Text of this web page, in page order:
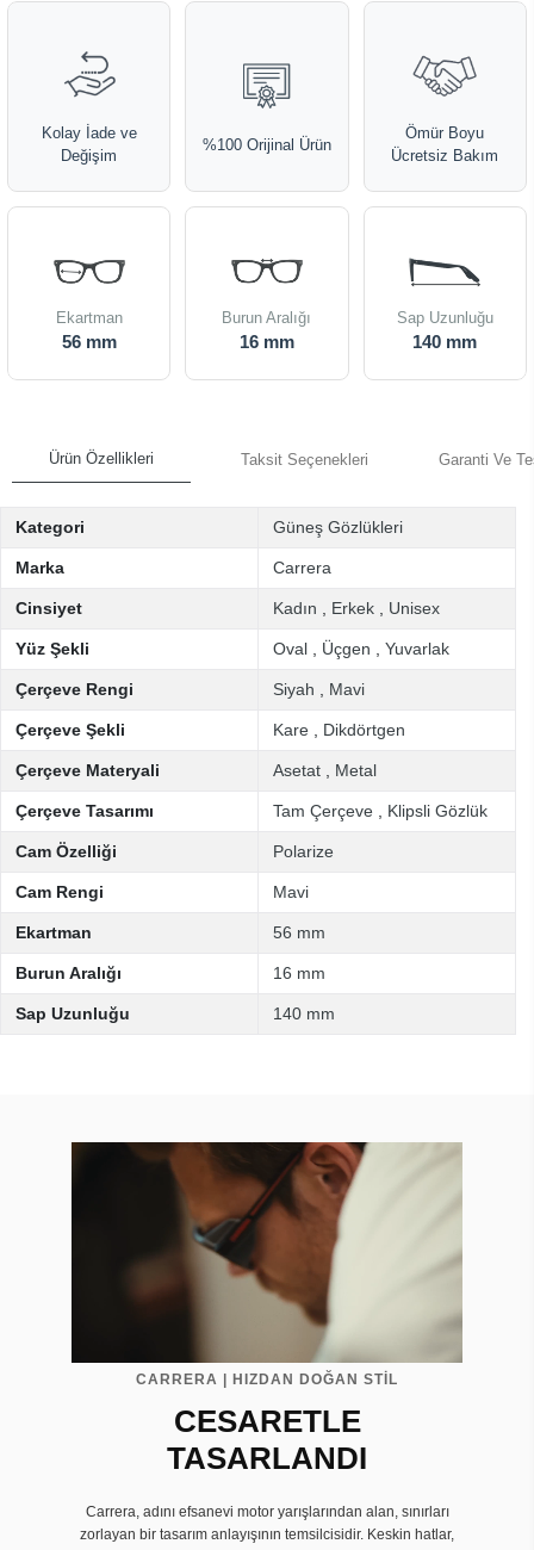
Kolay İade ve
Değişim
%100 Orijinal Ürün
Ömür Boyu
Ücretsiz Bakım
Ekartman
56 mm
Burun Aralığı
16 mm
Sap Uzunluğu
140 mm
Ürün Özellikleri Taksit Seçenekleri Garanti Ve
Kategori Güneş Gözlükleri
Marka Carrera
Cinsiyet Kadın Erkek Unisex
Yüz Şekli Oval Üçgen Yuvarlak
Çerçeve Rengi Siyah Mavi
Çerçeve Şekli Kare Dikdörtgen
Çerçeve Materyali Asetat Metal
Çerçeve Tasarımı Tam Çerçeve Klipsli Gözlük
Cam Özelliği Polarize
Cam Rengi Mavi
Ekartman 56 mm
Burun Aralığı 16 mm
Sap Uzunluğu 140 mm
CARRERA | HIZDAN DOĞAN STİL
CESARETLE
TASARLANDI
Carrera, adını efsanevi motor yarışlarından alan, sınırları
zorlayan bir tasarım anlayışının temsilcisidir. Keskin hatlar,